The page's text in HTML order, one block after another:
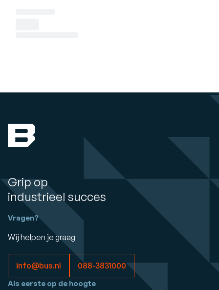
Grip op
industrieel succes
Vragen?
Wij helpen je graag
info@bus.nl 088-3831000
Als eerste op de hoogte